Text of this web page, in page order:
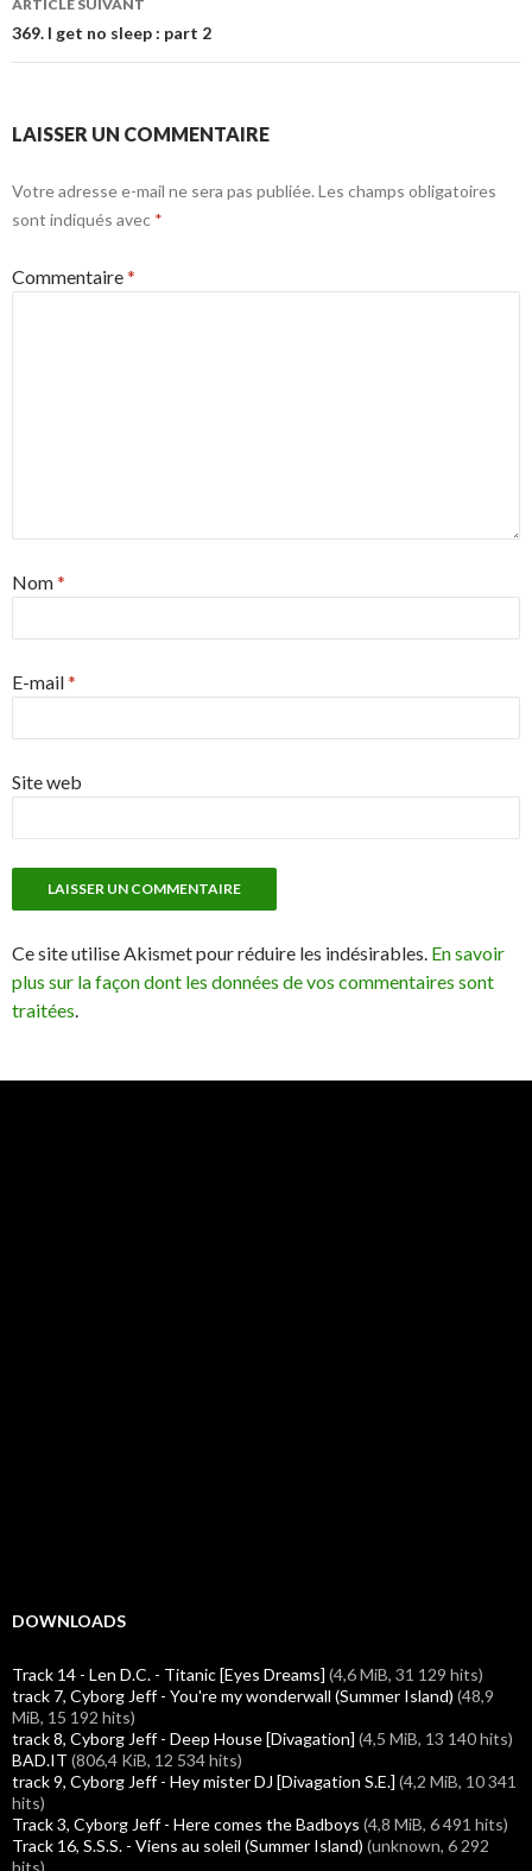
ARTICLE SUIVANT
369. I get no sleep : part 2
LAISSER UN COMMENTAIRE
Votre adresse e-mail ne sera pas publiée. Les champs obligatoires
sont indiqués avec *
Commentaire*
Nom*
E-mail*
Site web
Ce site utilise Akismet pour réduire les indésirables. En savoir
plus sur la façon dont les données de vos commentaires sont
traitées.
DOWNLOADS
Track 14 - Len D.C. - Titanic [Eyes Dreams] (4,6 MiB, 31 129 hits)
track 7, Cyborg Jeff - You're my wonderwall (Summer Island) (48,9
MiB, 15 192 hits)
track 8, Cyborg Jeff - Deep House [Divagation] (4,5 MiB, 13 140 hits)
BAD.IT (806,4 KiB, 12 534 hits)
track 9, Cyborg Jeff - Hey mister DJ [Divagation S.E.] (4,2 MiB, 10 341
hits)
Track 3, Cyborg Jeff - Here comes the Badboys (4,8 MiB, 6 491 hits)
Track 16, S.S.S. - Viens au soleil (Summer Island) (unknown, 6 292